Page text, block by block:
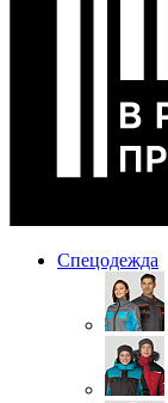
Спецодежда